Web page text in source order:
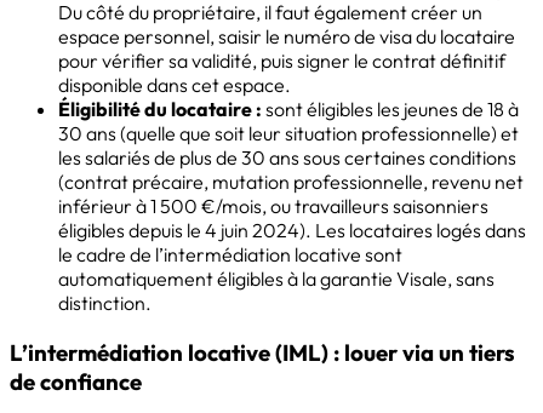
Du côté du propriétaire, il faut également créer un
espace personnel, saisir le numéro de visa du locataire
pour vérifier sa validité, puis signer le contrat définitif
disponible dans cet espace.
Éligibilité du locataire : sont éligibles les jeunes de 18 à
30 ans (quelle que soit leur situation professionnelle) et
les salariés de plus de 30 ans sous certaines conditions
(contrat précaire, mutation professionnelle, revenu net
inférieur à 1 500 €/mois, ou travailleurs saisonniers
éligibles depuis le 4 juin 2024). Les locataires logés dans
le cadre de l’intermédiation locative sont
automatiquement éligibles à la garantie Visale, sans
distinction.
L’intermédiation locative (IML) : louer via un tiers
de confiance